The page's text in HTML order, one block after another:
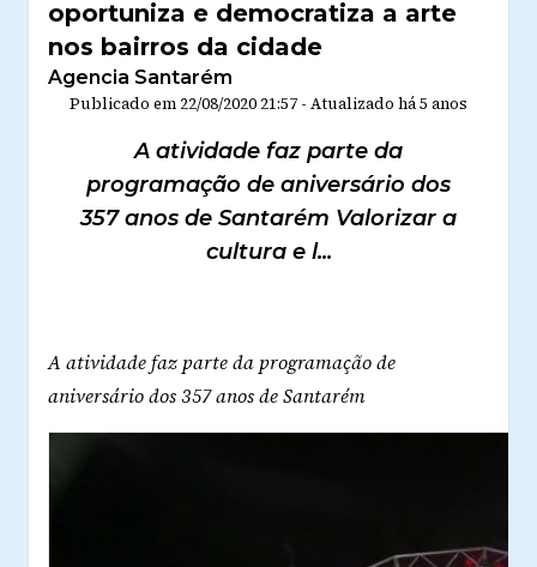
oportuniza e democratiza a arte
nos bairros da cidade
Agencia Santarém
Publicado em 22/08/2020 21:57 - Atualizado há 5 anos
A atividade faz parte da
programação de aniversário dos
357 anos de Santarém Valorizar a
cultura e l...
A atividade faz parte da programação de
aniversário dos 357 anos de Santarém